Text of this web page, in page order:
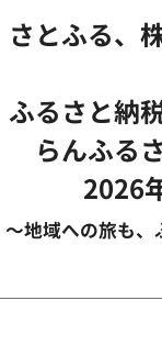
会社概
経営理
ト
社長挨
さとふる、
ふるさと納
らんふる
2026
～地域への旅も